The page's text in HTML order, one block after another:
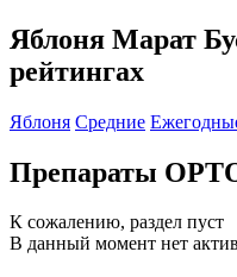
Яблоня Марат
рейтингах
Яблоня Средние
Препараты
К сожалению, раздел пуст
В данный момент нет